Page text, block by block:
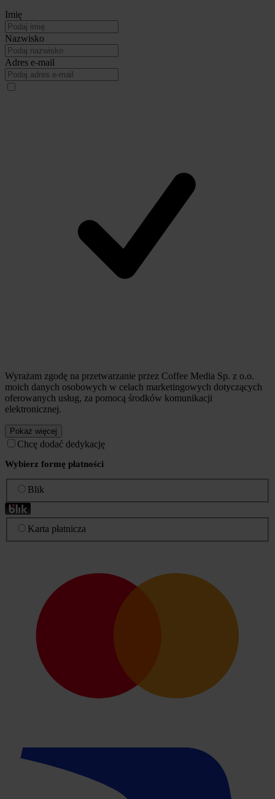
Imię
Nazwisko
Adres e-mail
Wyrażam zgodę na przetwarzanie przez Coffee Media Sp. z o.o.
moich danych osobowych w celach marketingowych dotyczących
oferowanych usług, za pomocą środków komunikacji
elektronicznej.
Pokaż więcej
Chcę dodać dedykację
Wybierz formę płatności
Blik
Karta płatnicza